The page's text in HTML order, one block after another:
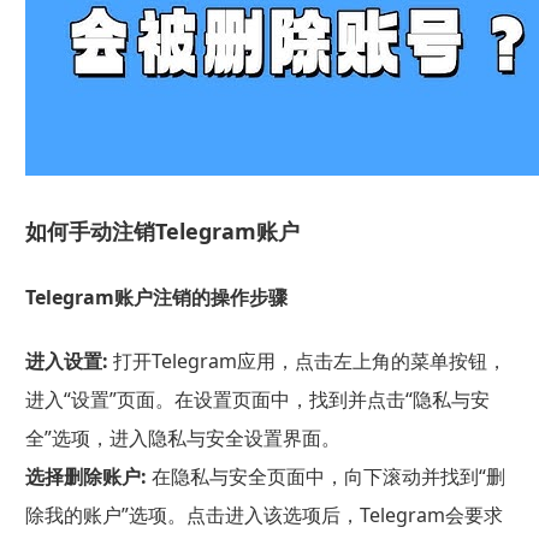
如何手动注销Telegram账户
Telegram账户注销的操作步骤
进入设置: 打开Telegram应用，点击左上角的菜单按钮，
进入“设置”页面。在设置页面中，找到并点击“隐私与安
全”选项，进入隐私与安全设置界面。
选择删除账户: 在隐私与安全页面中，向下滚动并找到“删
除我的账户”选项。点击进入该选项后，Telegram会要求